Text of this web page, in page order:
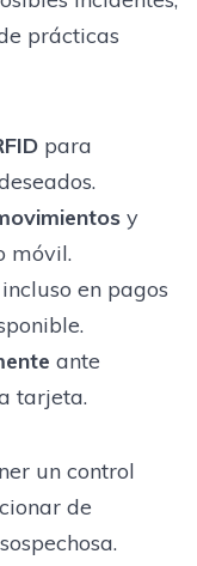
prácticas
para
y
móvil.
en pagos
ante
tarjeta.
un control
de